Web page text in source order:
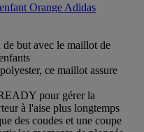
Orange Adidas
but avec le maillot de
ce maillot assure
pour gérer la
à l'aise plus longtemps
des coudes et une coupe